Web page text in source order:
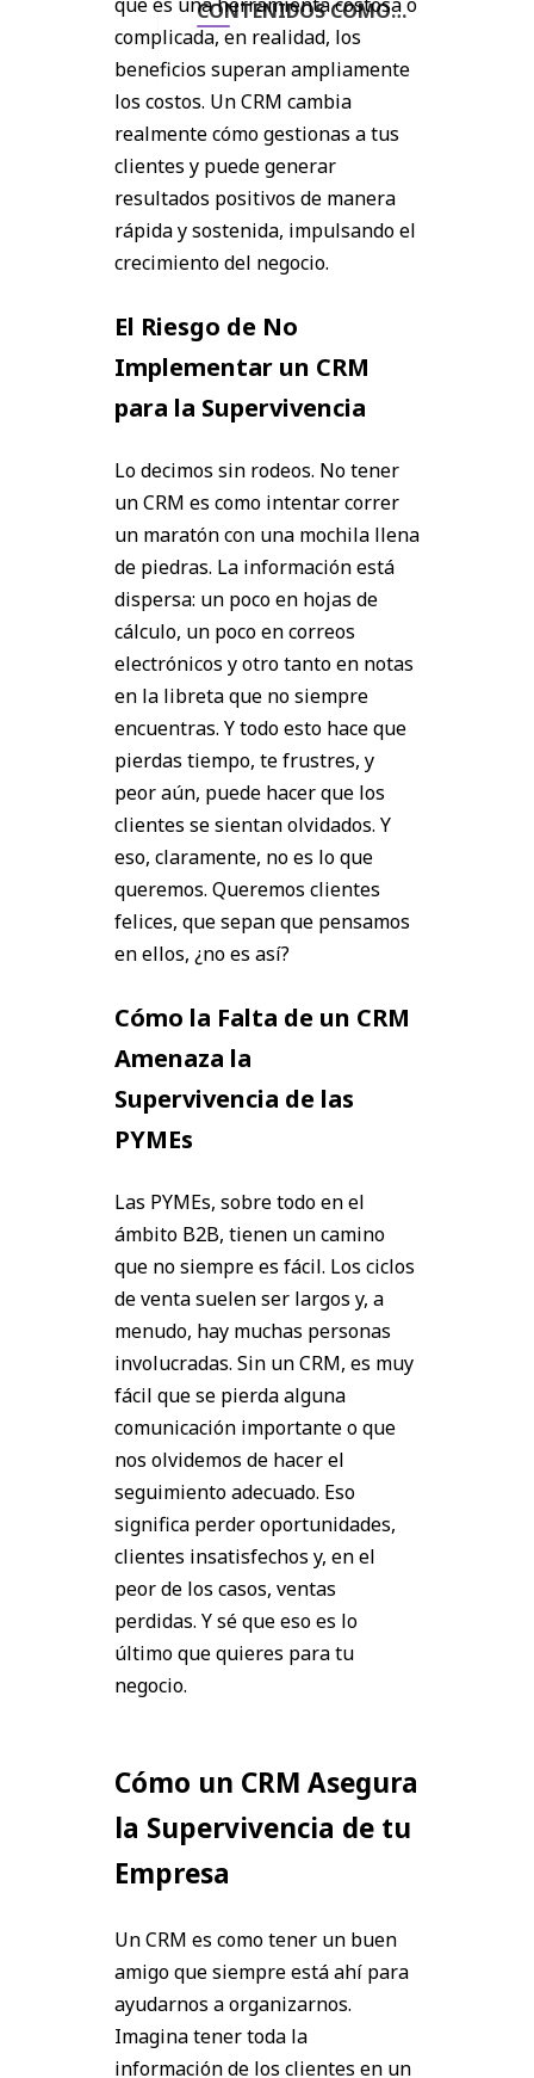
complicada, en realidad, los
beneficios superan ampliamente
los costos. Un CRM cambia
realmente cómo gestionas a tus
clientes y puede generar
resultados positivos de manera
rápida y sostenida, impulsando el
crecimiento del negocio.
El Riesgo de No
Implementar un CRM
para la Supervivencia
Lo decimos sin rodeos. No tener
un CRM es como intentar correr
un maratón con una mochila llena
de piedras. La información está
dispersa: un poco en hojas de
cálculo, un poco en correos
electrónicos y otro tanto en notas
en la libreta que no siempre
encuentras. Y todo esto hace que
pierdas tiempo, te frustres, y
peor aún, puede hacer que los
clientes se sientan olvidados. Y
eso, claramente, no es lo que
queremos. Queremos clientes
felices, que sepan que pensamos
en ellos, ¿no es así?
Cómo la Falta de un CRM
Amenaza la
Supervivencia de las
PYMEs
Las PYMEs, sobre todo en el
ámbito B2B, tienen un camino
que no siempre es fácil. Los ciclos
de venta suelen ser largos y, a
menudo, hay muchas personas
involucradas. Sin un CRM, es muy
fácil que se pierda alguna
comunicación importante o que
nos olvidemos de hacer el
seguimiento adecuado. Eso
significa perder oportunidades,
clientes insatisfechos y, en el
peor de los casos, ventas
perdidas. Y sé que eso es lo
último que quieres para tu
negocio.
Cómo un CRM Asegura
la Supervivencia de tu
Empresa
Un CRM es como tener un buen
amigo que siempre está ahí para
ayudarnos a organizarnos.
Imagina tener toda la
información de los clientes en un
CONTENIDOS COMO
ESTE AQUÍ